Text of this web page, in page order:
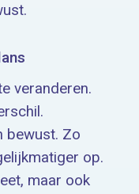
veranderen.
bewust. Zo
op.
maar ook